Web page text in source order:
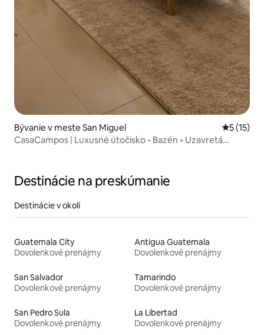
Bývanie v meste San Miguel
5 (15)
CasaCampos | Luxusné útočisko • Bazén • Uzavretá
Destinácie na preskúmanie
Destinácie v okolí
Guatemala City
Dovolenkové prenájmy
Antigua Guatemala
Dovolenkové prenájmy
San Salvador
Dovolenkové prenájmy
Tamarindo
Dovolenkové prenájmy
San Pedro Sula
Dovolenkové prenájmy
La Libertad
Dovolenkové prenájmy